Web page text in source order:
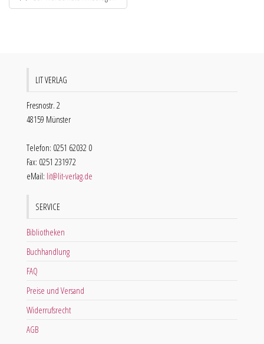
LIT VERLAG
Fresnostr. 2
48159 Münster
Telefon: 0251 62032 0
Fax: 0251 231972
eMail: lit@lit-verlag.de
SERVICE
Bibliotheken
Buchhandlung
FAQ
Preise und Versand
Widerrufsrecht
AGB